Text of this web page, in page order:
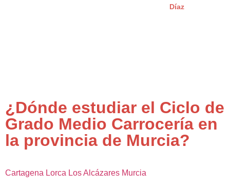
Díaz
¿Dónde estudiar el Ciclo de
Grado Medio Carrocería en
la provincia de Murcia?
Cartagena Lorca Los Alcázares Murcia